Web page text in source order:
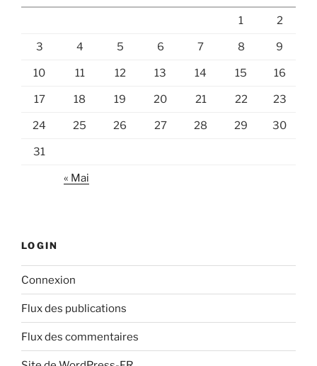
1 2
3 4 5 6 7 8 9
10 11 12 13 14 15 16
17 18 19 20 21 22 23
24 25 26 27 28 29 30
31
« Mai
LOGIN
Connexion
Flux des publications
Flux des commentaires